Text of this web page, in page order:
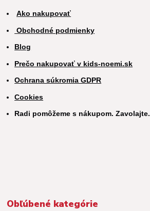
Ako nakupovať
Obchodné podmienky
Blog
Prečo nakupovať v kids-noemi.sk
Ochrana súkromia GDPR
Cookies
Radi pomôžeme s nákupom. Zavolajte.
Obľúbené kategórie